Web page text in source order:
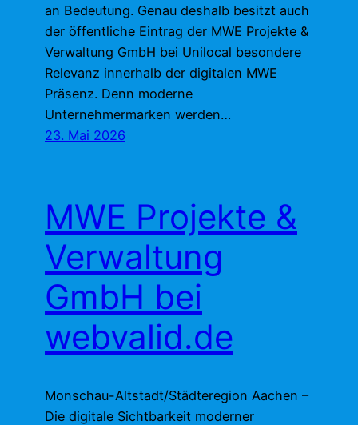
an Bedeutung. Genau deshalb besitzt auch
der öffentliche Eintrag der MWE Projekte &
Verwaltung GmbH bei Unilocal besondere
Relevanz innerhalb der digitalen MWE
Präsenz. Denn moderne
Unternehmermarken werden…
23. Mai 2026
MWE Projekte &
Verwaltung
GmbH bei
webvalid.de
Monschau-Altstadt/Städteregion Aachen –
Die digitale Sichtbarkeit moderner